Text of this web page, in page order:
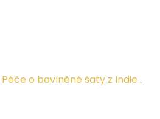
Péče o bavlněné šaty z Indie .